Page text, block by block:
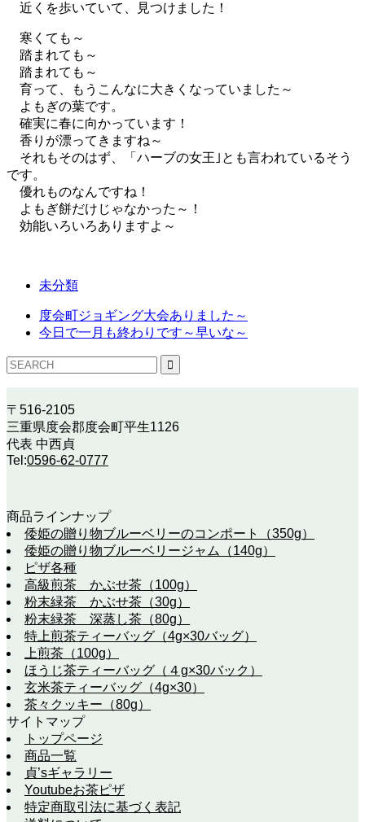
近くを歩いていて、見つけました！
寒くても～
踏まれても～
踏まれても～
育って、もうこんなに大きくなっていました～
よもぎの葉です。
確実に春に向かっています！
香りが漂ってきますね～
それもそのはず、「ハーブの女王｣とも言われているそう
です。
優れものなんですね！
よもぎ餅だけじゃなかった～！
効能いろいろありますよ～
未分類
度会町ジョギング大会ありました～
今日で一月も終わりです～早いな～
〒516-2105
三重県度会郡度会町平生1126
代表 中西貞
Tel:0596-62-0777
商品ラインナップ
倭姫の贈り物ブルーベリーのコンポート（350g）
倭姫の贈り物ブルーベリージャム（140g）
ピザ各種
高級煎茶 かぶせ茶（100g）
粉末緑茶 かぶせ茶（30g）
粉末緑茶 深蒸し茶（80g）
特上煎茶ティーバッグ（4g×30バッグ）
上煎茶（100g）
ほうじ茶ティーバッグ（４g×30バック）
玄米茶ティーバッグ（4g×30）
茶々クッキー（80g）
サイトマップ
トップページ
商品一覧
貞’sギャラリー
Youtubeお茶ピザ
特定商取引法に基づく表記